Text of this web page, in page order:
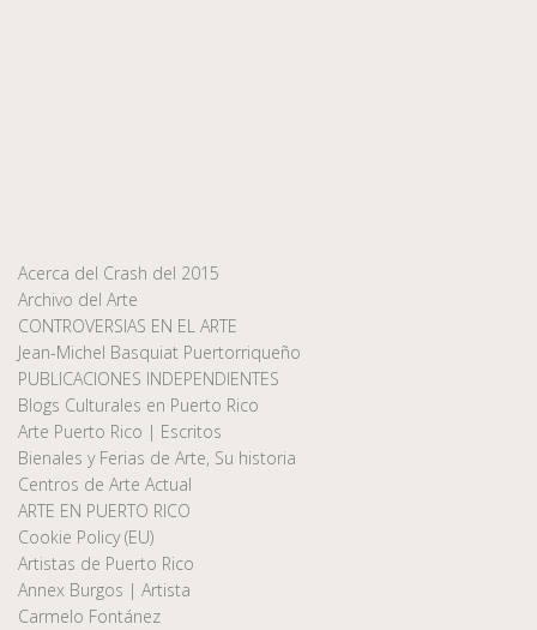
Acerca del Crash del 2015
Archivo del Arte
CONTROVERSIAS EN EL ARTE
Jean-Michel Basquiat Puertorriqueño
PUBLICACIONES INDEPENDIENTES
Blogs Culturales en Puerto Rico
Arte Puerto Rico | Escritos
Bienales y Ferias de Arte, Su historia
Centros de Arte Actual
ARTE EN PUERTO RICO
Cookie Policy (EU)
Artistas de Puerto Rico
Annex Burgos | Artista
Carmelo Fontánez